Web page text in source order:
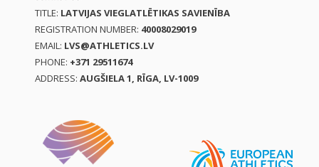
TITLE: LATVIJAS VIEGLATLĒTIKAS SAVIENĪBA
REGISTRATION NUMBER: 40008029019
EMAIL: LVS@ATHLETICS.LV
PHONE: +371 29511674
ADDRESS: AUGŠIELA 1, RĪGA, LV-1009